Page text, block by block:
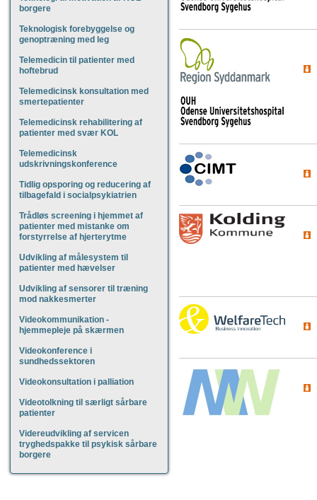
borgere
Teknologisk forebyggelse og
genoptræning med leg
Telemedicin til patienter med
hoftebrud
Telemedicinsk konsultation med
smertepatienter
Telemedicinsk rehabilitering af
patienter med svær KOL
Telemedicinsk
udskrivningskonference
Tidlig opsporing og reducering af
tilbagefald i socialpsykiatrien
Trådløs screening i hjemmet af
patienter med mistanke om
forstyrrelse af hjerterytme
Udvikling af målesystem til
patienter med hævelser
Udvikling af sensorer til træning
mod nakkesmerter
Videokommunikation -
hjemmepleje på skærmen
Videokonference i
sundhedssektoren
Videokonsultation i palliation
Videotolkning til særligt sårbare
patienter
Videreudvikling af servicen
tryghedspakke til psykisk sårbare
borgere